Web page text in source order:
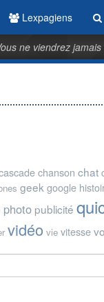
Lexpagiens
ne viendrez
chanson chat
geek google
photo publicité
vidéo vie vitesse